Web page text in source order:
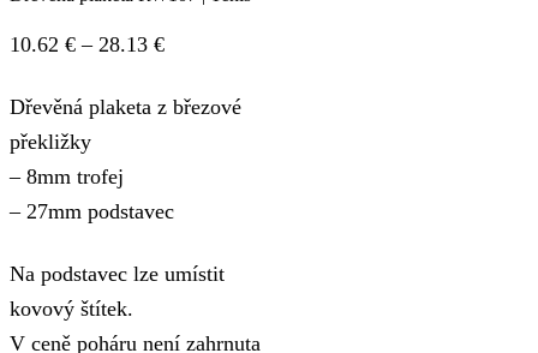
10.62 € – 28.13 €
Dřevěná plaketa z březové
překližky
– 8mm trofej
– 27mm podstavec
Na podstavec lze umístit
kovový štítek.
V ceně poháru není zahrnuta